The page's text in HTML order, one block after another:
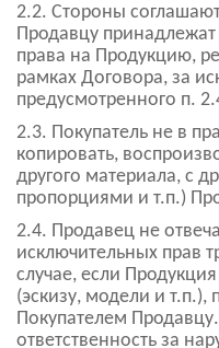
2.2. Стороны
Продавцу
права на Продукцию,
рамках Договора, за
предусмотренного п.
2.3. Покупатель не в
копировать,
другого материала, с
пропорциями и т.п.)
2.4. Продавец не
исключительных прав
случае, если
(эскизу, модели и т.п.),
Покупателем
ответственность за